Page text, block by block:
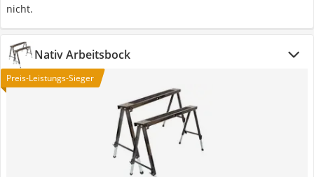
nicht.
Nativ Arbeitsbock
Preis-Leistungs-Sieger